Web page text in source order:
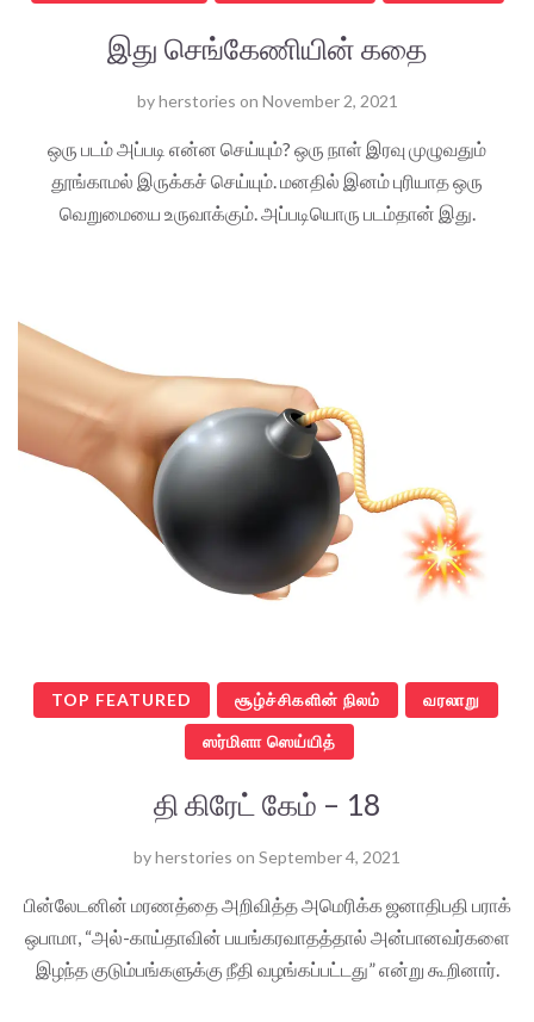
இது செங்கேணியின் கதை
byherstories on November 2, 2021
ஒரு படம் அப்படி என்ன செய்யும்? ஒரு நாள் இரவு முழுவதும்
தூங்காமல் இருக்கச் செய்யும். மனதில் இனம் புரியாத ஒரு
வெறுமையை உருவாக்கும். அப்படியொரு படம்தான் இது.
TOP FEATURED சூழ்ச்சிகளின் நிலம் வரலாறு
ஸர்மிளா ஸெய்யித்
தி கிரேட் கேம் – 18
byherstories on September 4, 2021
பின்லேடனின் மரணத்தை அறிவித்த அமெரிக்க ஜனாதிபதி பராக்
ஒபாமா, “அல்-காய்தாவின் பயங்கரவாதத்தால் அன்பானவர்களை
இழந்த குடும்பங்களுக்கு நீதி வழங்கப்பட்டது” என்று கூறினார்.